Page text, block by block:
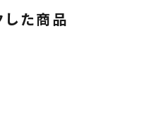
した商品